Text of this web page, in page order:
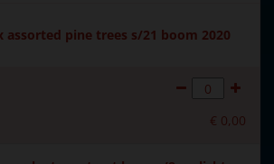
Accessoires
assorted pine trees s/21 boom 2020
€ 0,00